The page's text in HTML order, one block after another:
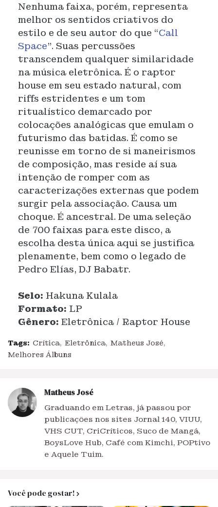
Nenhuma faixa, porém, representa
melhor os sentidos criativos do
estilo e de seu autor do que “Call
Space”. Suas percussões
transcendem qualquer similaridade
na música eletrônica. É o raptor
house em seu estado natural, com
riffs estridentes e um tom
ritualístico demarcado por
colocações analógicas que emulam o
futurismo das batidas. É como se
reunisse em torno de si maneirismos
de composição, mas reside aí sua
intenção de romper com as
caracterizações externas que podem
surgir pela associação. Causa um
choque. É ancestral. De uma seleção
de 700 faixas para este disco, a
escolha desta única aqui se justifica
plenamente, bem como o legado de
Pedro Elías, DJ Babatr.
Selo: Hakuna Kulala
Formato: LP
Gênero: Eletrônica / Raptor House
Tags: Crítica Eletrônica Matheus José
Melhores Álbuns
Matheus José
Graduando em Letras, já passou por
publicações nos sites Jornal 140, VIUU,
VHS CUT, CriCríticos, Suco de Mangá,
BoysLove Hub, Café com Kimchi, POPtivo
e Aquele Tuim.
Você pode gostar!